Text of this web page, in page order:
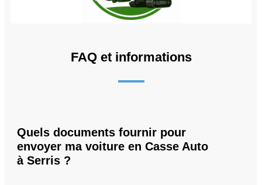
FAQ et informations
Quels documents fournir pour
envoyer ma voiture en Casse Auto
à Serris ?